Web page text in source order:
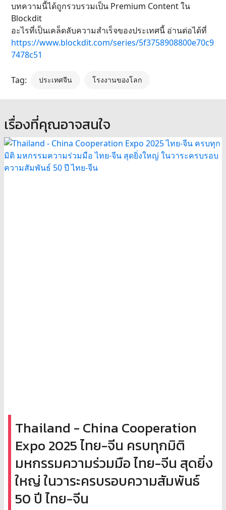
บทความนี้ได้ถูกรวบรวมเป็น Premium Content ใน
Blockdit
อะไรที่เป็นเคล็ดลับความสำเร็จของประเทศนี้ อ่านต่อได้ที่
https://www.blockdit.com/series/5f3758908800e70c9
7478c51
Tag: ประเทศจีน โรงงานของโลก
เรื่องที่คุณอาจสนใจ
Thailand - China Cooperation
Expo 2025 ไทย-จีน ครบทุกมิติ
มหกรรมความร่วมมือ ไทย-จีน สุดยิ่ง
ใหญ่ ในวาระครบรอบความสัมพันธ์
50 ปี ไทย-จีน